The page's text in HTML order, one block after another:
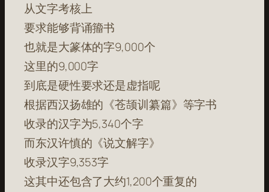
从文字考核上
要求能够背诵籀书
也就是大篆体的字9,000个
这里的9,000字
到底是硬性要求还是虚指呢
根据西汉扬雄的《苍颉训纂篇》等字书
收录的汉字为5,340个字
而东汉许慎的《说文解字》
收录汉字9,353字
这其中还包含了大约1,200个重复的